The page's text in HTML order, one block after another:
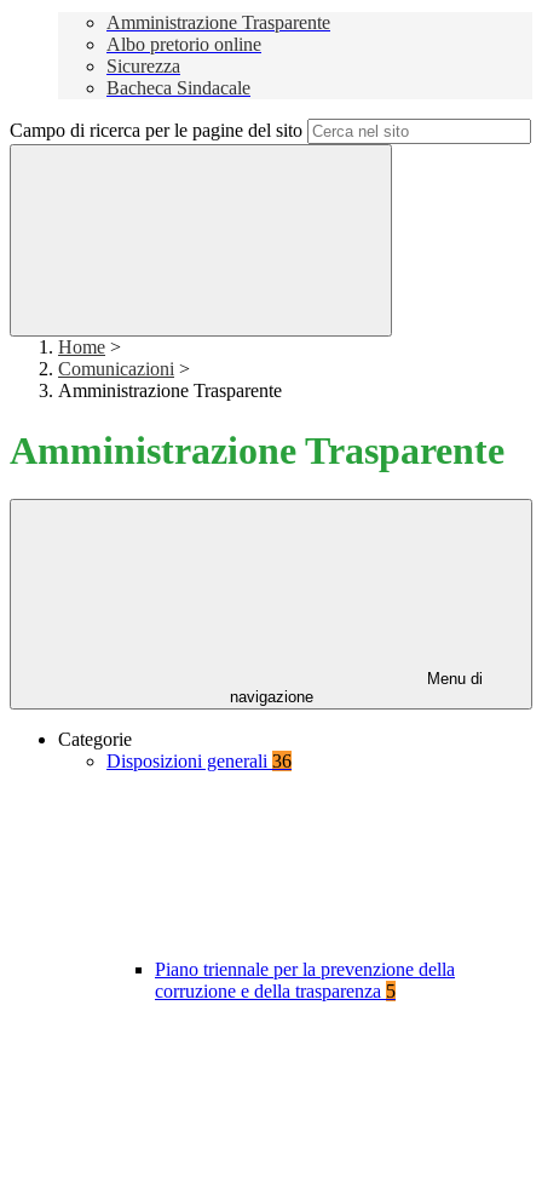
Amministrazione Trasparente
Albo pretorio online
Sicurezza
Bacheca Sindacale
Campo di ricerca per le pagine del sito
Home >
Comunicazioni >
Amministrazione Trasparente
Amministrazione Trasparente
Menu di
navigazione
Categorie
Disposizioni generali 36
Piano triennale per la prevenzione della
corruzione e della trasparenza 5